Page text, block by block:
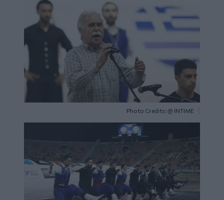
Photo Credits: @ ΙΝΤΙΜΕ